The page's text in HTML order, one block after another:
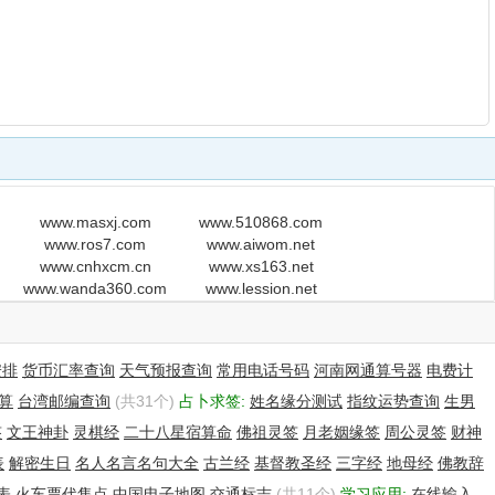
www.masxj.com
www.510868.com
www.ros7.com
www.aiwom.net
www.cnhxcm.cn
www.xs163.net
www.wanda360.com
www.lession.net
货币汇率查询 天气预报查询 常用电话号码 河南网通算号器 电费计
台湾邮编查询 (共31个) 占卜求签: 姓名缘分测试 指纹运势查询 生男
文王神卦 灵棋经 二十八星宿算命 佛祖灵签 月老姻缘签 周公灵签 财神
解密生日 名人名言名句大全 古兰经 基督教圣经 三字经 地母经 佛教辞